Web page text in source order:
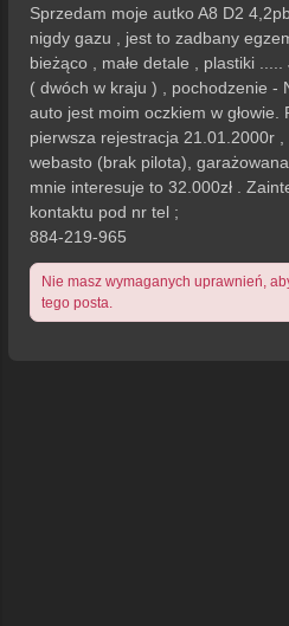
Sprzedam moje autko A8 D2
nigdy gazu , jest to zadbany
bieżąco , małe detale , plastiki
( dwóch w kraju ) , pochodzenie -
auto jest moim oczkiem w głowie.
pierwsza rejestracja 21.01.2000r ,
webasto (brak pilota),
mnie interesuje to 32.000zł .
kontaktu pod nr tel ;
884-219-965
Nie masz wymaganych uprawnień,
tego posta.